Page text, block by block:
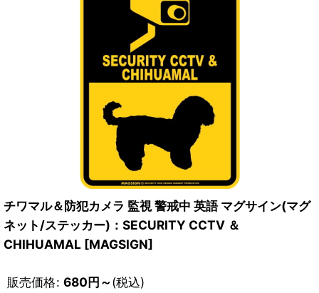
チワマル＆防犯カメラ 監視 警戒中 英語 マグサイン(マグ
ネット/ステッカー)：SECURITY CCTV ＆
CHIHUAMAL [MAGSIGN]
販売価格: 680円～(税込)